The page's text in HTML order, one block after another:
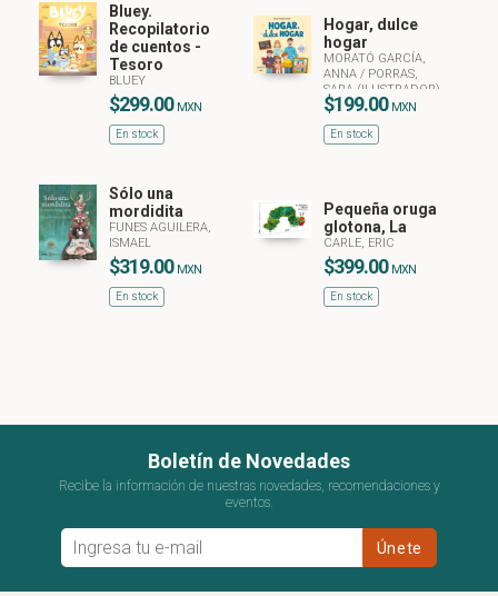
Bluey.
Recopilatorio
de cuentos -
Tesoro
BLUEY
$299.00 MXN
En stock
Hogar, dulce
hogar
MORATÓ GARCÍA,
ANNA/ PORRAS,
SARA (ILUSTRADOR)
$199.00 MXN
En stock
Sólo una
mordidita
FUNES AGUILERA,
ISMAEL
$319.00 MXN
En stock
Pequeña oruga
glotona, La
CARLE, ERIC
$399.00 MXN
En stock
Boletín de Novedades
Recibe la información de nuestras novedades, recomendaciones y
eventos.